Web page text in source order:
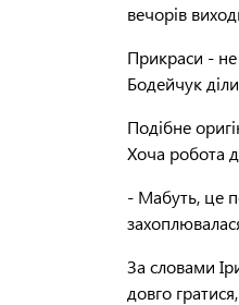
вечорів
Прикраси -
Бодейчук
Подібне
Хоча робота
- Мабуть, це
За словами
довго